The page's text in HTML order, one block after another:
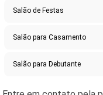
Salão de Festas
Salão para Casamento
Salão para Debutante